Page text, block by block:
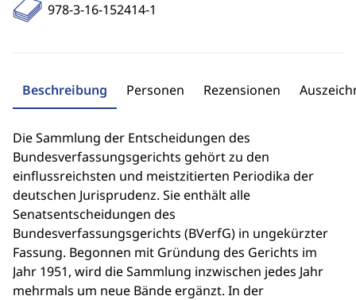
978-3-16-152414-1
Beschreibung Personen Rezensionen
Die Sammlung der Entscheidungen des
Bundesverfassungsgerichts gehört zu den
einflussreichsten und meistzitierten Periodika der
deutschen Jurisprudenz. Sie enthält alle
Senatsentscheidungen des
Bundesverfassungsgerichts (BVerfG) in ungekürzter
Fassung. Begonnen mit Gründung des Gerichts im
Jahr 1951, wird die Sammlung inzwischen jedes Jahr
mehrmals um neue Bände ergänzt. In der